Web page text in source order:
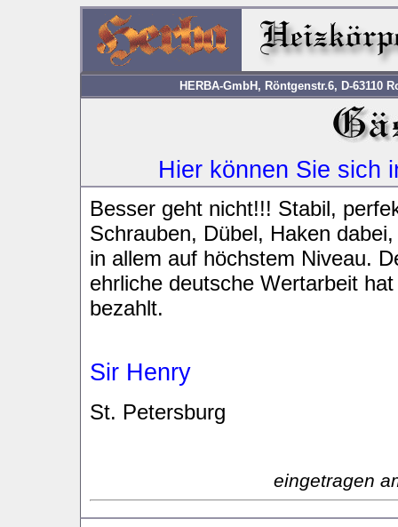
HERBA-GmbH, Röntgenstr.6, D-63110
Hier können Sie sich
Besser geht nicht!!! Stabil,
Schrauben, Dübel, Haken
in allem auf höchstem Niveau.
ehrliche deutsche Wertarbeit
bezahlt.
Sir Henry
St. Petersburg
eingetragen